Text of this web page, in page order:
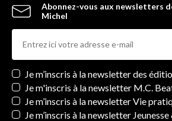
Abonnez-vous aux newsletters
Michel
Newsletters
Je m’inscris à la newsletter des
Je m'inscris à la newsletter M.C.
Je m’inscris à la newsletter Vie
Je m’inscris à la newsletter